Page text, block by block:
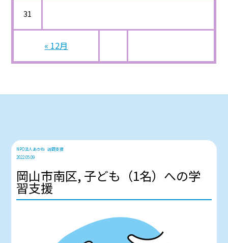
« 12月
31
NPO法人あかね 訪問支援
2022.05.09
岡山市南区, 子ども（1名）への学
習支援